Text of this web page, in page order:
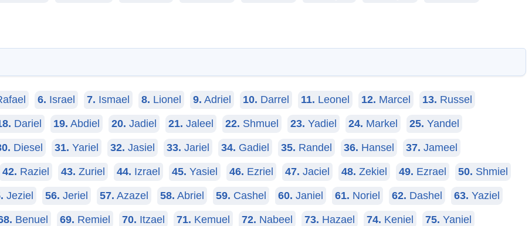
6. Israel 7. Ismael 8. Lionel 9. Adriel 10. Darrel 11. Leonel 12. Marcel 13. Russel
Dariel 19. Abdiel 20. Jadiel 21. Jaleel 22. Shmuel 23. Yadiel 24. Markel 25. Yandel
Diesel 31. Yariel 32. Jasiel 33. Jariel 34. Gadiel 35. Randel 36. Hansel 37. Jameel
42. Raziel 43. Zuriel 44. Izrael 45. Yasiel 46. Ezriel 47. Jaciel 48. Zekiel 49. Ezrael 50. Shmiel
Jeziel 56. Jeriel 57. Azazel 58. Abriel 59. Cashel 60. Janiel 61. Noriel 62. Dashel 63. Yaziel
Benuel 69. Remiel 70. Itzael 71. Kemuel 72. Nabeel 73. Hazael 74. Keniel 75. Yaniel